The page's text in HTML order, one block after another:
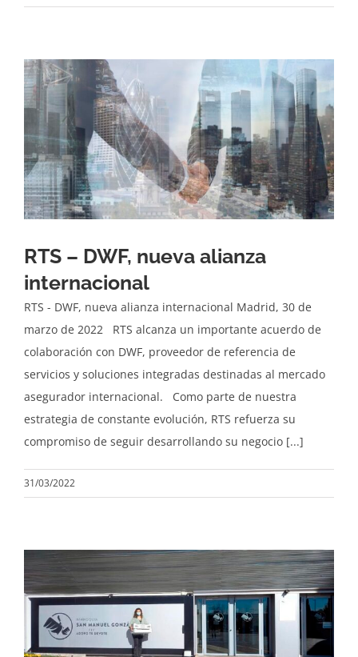
RTS – DWF, nueva alianza
internacional
RTS - DWF, nueva alianza internacional Madrid, 30 de
marzo de 2022 RTS alcanza un importante acuerdo de
colaboración con DWF, proveedor de referencia de
servicios y soluciones integradas destinadas al mercado
asegurador internacional. Como parte de nuestra
estrategia de constante evolución, RTS refuerza su
compromiso de seguir desarrollando su negocio [...]
31/03/2022